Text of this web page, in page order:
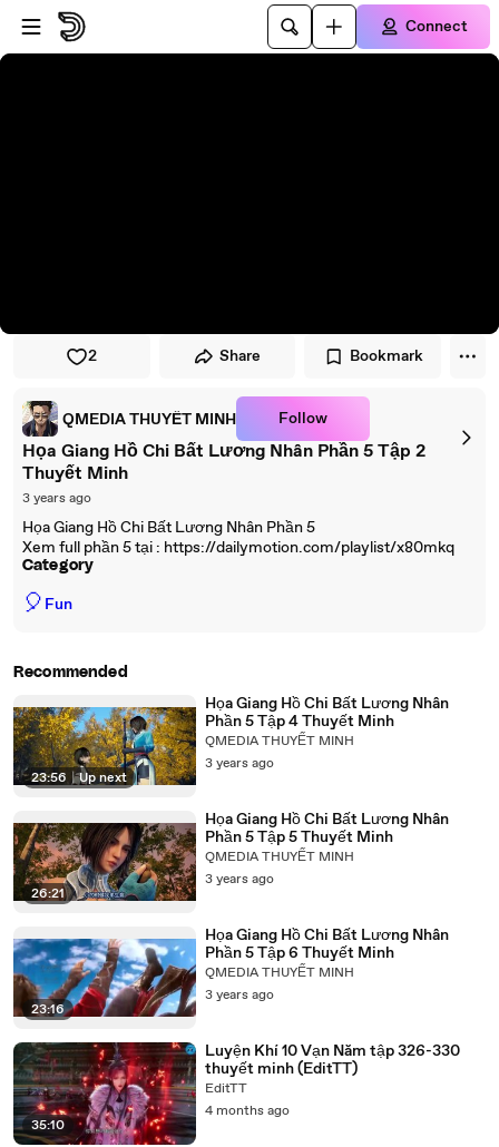
Skip to player
Skip to main content
Connect
2 Share Bookmark
QMEDIA THUYẾT MINH Follow
Họa Giang Hồ Chi Bất Lương Nhân Phần 5 Tập 2
Thuyết Minh
3 years ago
Họa Giang Hồ Chi Bất Lương Nhân Phần 5
Xem full phần 5 tại : https://dailymotion.com/playlist/x80mkq
Category
🎈 Fun
Recommended
23:56 | Up next
Họa Giang Hồ Chi Bất Lương Nhân
Phần 5 Tập 4 Thuyết Minh
QMEDIA THUYẾT MINH
3 years ago
26:21
Họa Giang Hồ Chi Bất Lương Nhân
Phần 5 Tập 5 Thuyết Minh
QMEDIA THUYẾT MINH
3 years ago
23:16
Họa Giang Hồ Chi Bất Lương Nhân
Phần 5 Tập 6 Thuyết Minh
QMEDIA THUYẾT MINH
3 years ago
35:10
Luyện Khí 10 Vạn Năm tập 326-330
thuyết minh (EditTT)
EditTT
4 months ago